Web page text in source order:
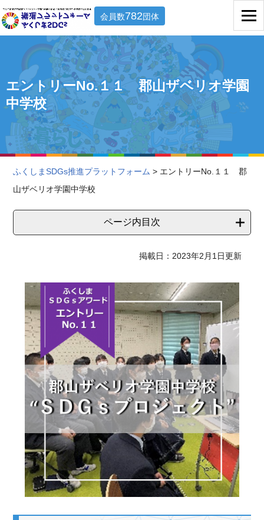
会員数782団体
エントリーNo.１１ 郡山ザベリオ学園
中学校
ふくしまSDGs推進プラットフォーム > エントリーNo.１１ 郡
山ザベリオ学園中学校
ページ内目次
掲載日：2023年2月1日更新